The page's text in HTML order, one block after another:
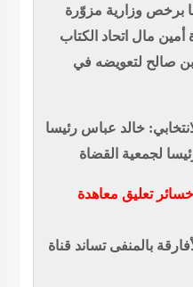
برخص وزارية مزوّرة
مال اتحاد الكتاب
بن صالح لتعويضه في
خالد عباس رئيسا
لجمعية القضاة
خسائر تعليق معاهدة
بالمنفى تساند قناة